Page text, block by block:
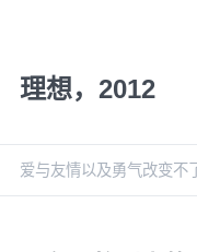
理想，2012
爱与友情以及勇气改变不